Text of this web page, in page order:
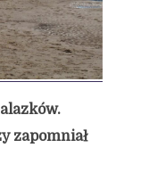
zapomniał